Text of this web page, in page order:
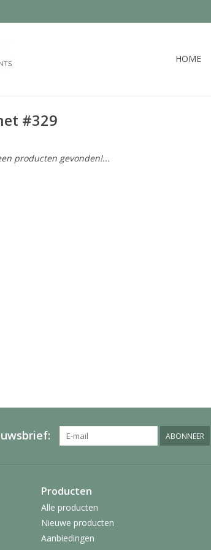
HOME
#329
producten gevonden!...
ABONNEER
Producten
Alle producten
Nieuwe producten
Aanbiedingen